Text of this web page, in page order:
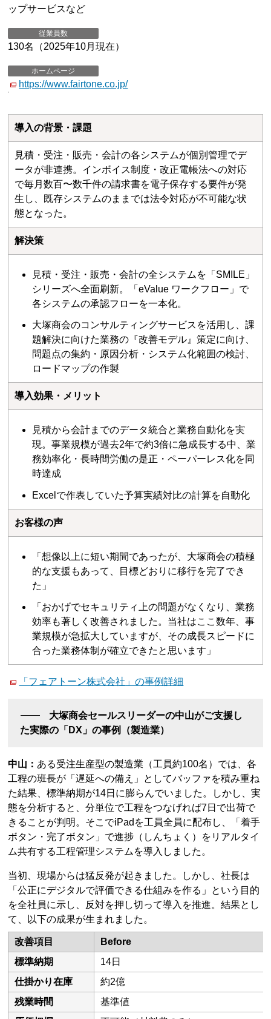
ップサービスなど
従業員数
130名（2025年10月現在）
ホームページ
https://www.fairtone.co.jp/
導入の背景・課題
見積・受注・販売・会計の各システムが個別管理でデ
ータが非連携。インボイス制度・改正電帳法への対応
で毎月数百〜数千件の請求書を電子保存する要件が発
生し、既存システムのままでは法令対応が不可能な状
態となった。
解決策
見積・受注・販売・会計の全システムを「SMILE」
シリーズへ全面刷新。「eValue ワークフロー」で
各システムの承認フローを一本化。
大塚商会のコンサルティングサービスを活用し、課
題解決に向けた業務の『改善モデル』策定に向け、
問題点の集約・原因分析・システム化範囲の検討、
ロードマップの作製
導入効果・メリット
見積から会計までのデータ統合と業務自動化を実
現。事業規模が過去2年で約3倍に急成長する中、業
務効率化・長時間労働の是正・ペーパーレス化を同
時達成
Excelで作表していた予算実績対比の計算を自動化
お客様の声
「想像以上に短い期間であったが、大塚商会の積極
的な支援もあって、目標どおりに移行を完了でき
た」
「おかげでセキュリティ上の問題がなくなり、業務
効率も著しく改善されました。当社はここ数年、事
業規模が急拡大していますが、その成長スピードに
合った業務体制が確立できたと思います」
「フェアトーン株式会社」の事例詳細
大塚商会セールスリーダーの中山がご支援し
た実際の「DX」の事例（製造業）
中山： ある受注生産型の製造業（工員約100名）では、各
工程の班長が「遅延への備え」としてバッファを積み重ね
た結果、標準納期が14日に膨らんでいました。しかし、実
態を分析すると、分単位で工程をつなげれば7日で出荷で
きることが判明。そこでiPadを工員全員に配布し、「着手
ボタン・完了ボタン」で進捗（しんちょく）をリアルタイ
ム共有する工程管理システムを導入しました。
当初、現場からは猛反発が起きました。しかし、社長は
「公正にデジタルで評価できる仕組みを作る」という目的
を全社員に示し、反対を押し切って導入を推進。結果とし
て、以下の成果が生まれました。
改善項目
Before
標準納期
14日
仕掛かり在庫
約2億
残業時間
基準値